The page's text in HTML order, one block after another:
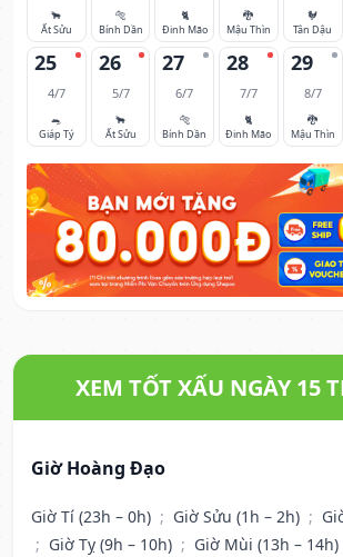
🐂
Ất Sửu
🐅
Bính Dần
🐈
Đinh Mão
🐉
Mậu Thìn
🐓
Tân Dậu
25
4/7
🐀
Giáp Tý
26
5/7
🐂
Ất Sửu
27
6/7
🐅
Bính Dần
28
7/7
🐈
Đinh Mão
29
8/7
🐉
Mậu Thìn
XEM TỐT XẤU NGÀY 15
Giờ Hoàng Đạo
Giờ Tí (23h – 0h) ; Giờ Sửu (1h – 2h) ;
; Giờ Tỵ (9h – 10h) ; Giờ Mùi (13h – 14h)